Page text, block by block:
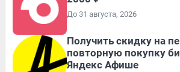
До 31 августа, 2026
Получить скидку на
повторную покупку
Яндекс Афише